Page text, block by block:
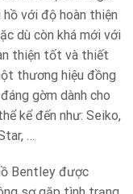
hồ với độ hoàn thiện
dù còn khá mới với
thiện tốt và thiết
thương hiệu đồng
gờm dành cho
kể đến như: Seiko,
…
Bentley được